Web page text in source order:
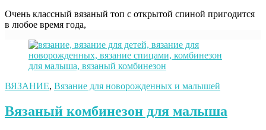
Очень классный вязаный топ с открытой спиной пригодится
в любое время года,
ВЯЗАНИЕ, Вязание для новорожденных и малышей
Вязаный комбинезон для малыша